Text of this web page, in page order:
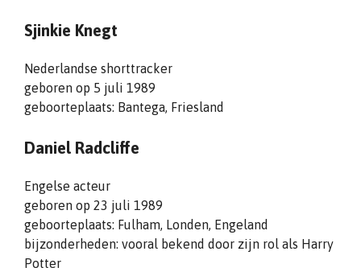
Sjinkie Knegt
Nederlandse shorttracker
geboren op 5 juli 1989
geboorteplaats: Bantega, Friesland
Daniel Radcliffe
Engelse acteur
geboren op 23 juli 1989
geboorteplaats: Fulham, Londen, Engeland
bijzonderheden: vooral bekend door zijn rol als Harry
Potter